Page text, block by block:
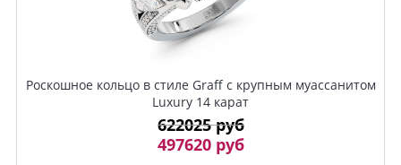
Роскошное кольцо в стиле Graff с крупным муассанитом
Luxury 14 карат
622025 руб
497620 руб